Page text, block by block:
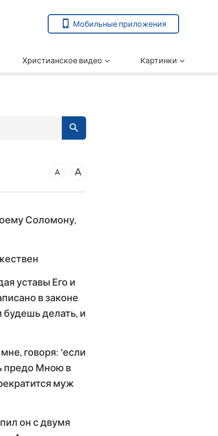
Мобильные приложения
Христианское видео Kартинки
к
послание к
послание к
Соломону,
уставы Его и
в законе
делать, и
говоря: 'если
предо Мною в
муж
он с двумя